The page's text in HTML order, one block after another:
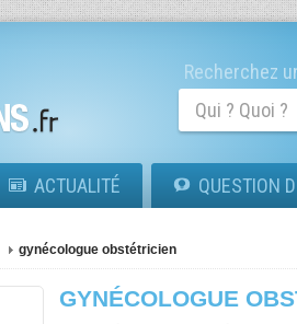
Recherchez
ACTUALITÉ QUESTION
gynécologue obstétricien
GYNÉCOLOGUE